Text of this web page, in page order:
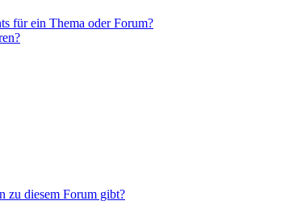
für ein Thema oder Forum?
zu diesem Forum gibt?